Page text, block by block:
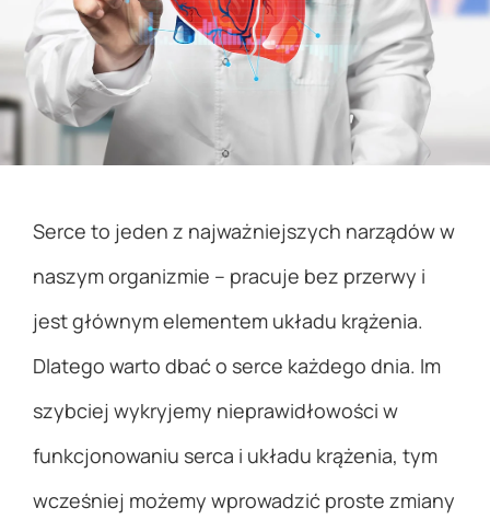
Serce to jeden z najważniejszych narządów w
naszym organizmie – pracuje bez przerwy i
jest głównym elementem układu krążenia.
Dlatego warto dbać o serce każdego dnia. Im
szybciej wykryjemy nieprawidłowości w
funkcjonowaniu serca i układu krążenia, tym
wcześniej możemy wprowadzić proste zmiany